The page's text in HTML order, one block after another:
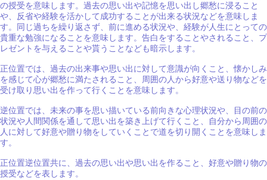
の授受を意味します。過去の思い出や記憶を思い出し郷愁に浸ること
や、反省や経験を活かして成功することが出来る状況などを意味しま
す。同じ過ちを繰り返さず、前に進める状況や、経験が人生にとっての
貴重な勉強になることを意味します。告白をすることやされること、プ
レゼントを与えることや貰うことなども暗示します。
正位置では、過去の出来事や思い出に対して意識が向くこと、懐かしみ
を感じて心が郷愁に満たされること、周囲の人から好意や送り物などを
受け取り思い出を作って行くことを意味します。
逆位置では、未来の事を思い描いている前向きな心理状況や、目の前の
状況や人間関係を通して思い出を築き上げて行くこと、自分から周囲の
人に対して好意や贈り物をしていくことで道を切り開くことを意味しま
す。
正位置逆位置共に、過去の思い出や思い出を作ること、好意や贈り物の
授受などを表します。